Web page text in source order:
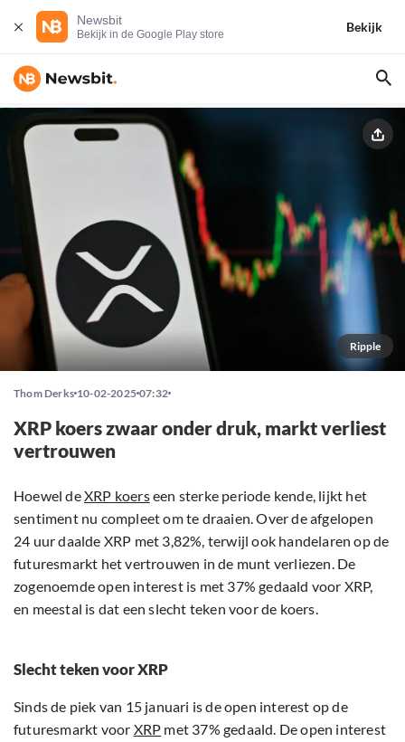
Newsbit
Bekijk in de Google Play store
Bekijk
Ripple
Thom Derks 10-02-2025 07:32
XRP koers zwaar onder druk, markt verliest
vertrouwen
Hoewel deXRP koerseen sterke periode kende, lijkt het
sentiment nu compleet om te draaien. Over de afgelopen
24 uur daalde XRP met 3,82%, terwijl ook handelaren op de
futuresmarkt het vertrouwen in de munt verliezen. De
zogenoemde open interest is met 37% gedaald voor XRP,
en meestal is dat een slecht teken voor de koers.
Slecht teken voor XRP
Sinds de piek van 15 januari is de open interest op de
futuresmarkt voor XRP met 37% gedaald. De open interest